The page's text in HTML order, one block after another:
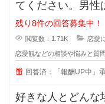
てください。男性
くれる女性が好き
残り8件の回答募集中！
閲覧数：1.71K 恋愛
恋愛観などの相談や悩みと質問
回答済：「報酬UP中」
好きな人とどんな